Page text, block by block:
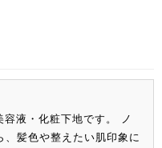
液・化粧下地です。 ノ
髪色や整えたい肌印象に